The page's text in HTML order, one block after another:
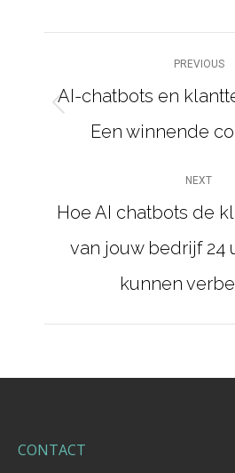
PREVIOUS
post:
AI-chatbots en
Een winnende
NEXT
Next
Hoe AI chatbots de
van jouw bedrijf 24
kunnen
CONTACT